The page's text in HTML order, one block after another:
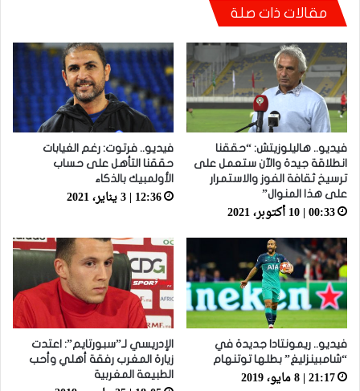
مقالات ذات صلة
فيديو.. هاليلوزيتش: “حققنا
انطلاقة جيدة والآن ستعمل على
ترسيخ ثقافة الفوز والاستمرار
على هذا المنوال”
00:33 | 10 أكتوبر، 2021
فيديو.. فرتوت: رغم الغيابات
حققنا التأهل على حساب
الأولمبيك بالذكاء
12:36 | 3 يناير، 2021
فيديو.. ريمونتادا جديدة في
“شامبينزليغ” بطلها توتنهام
21:17 | 8 مايو، 2019
الإدريسي لـ”سبورتايم”: اعتدت
زيارة المغرب رفقة أهلي وأحب
الطبيعة المغربية